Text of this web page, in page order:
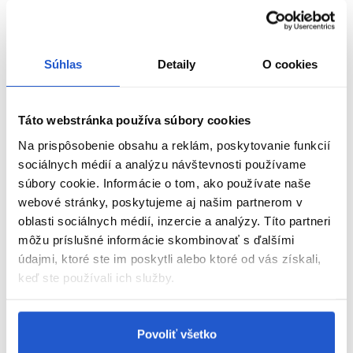
Súhlas Detaily O cookies
Táto webstránka používa súbory cookies
Na prispôsobenie obsahu a reklám, poskytovanie funkcií
sociálnych médií a analýzu návštevnosti používame
súbory cookie. Informácie o tom, ako používate naše
webové stránky, poskytujeme aj našim partnerom v
oblasti sociálnych médií, inzercie a analýzy. Títo partneri
môžu príslušné informácie skombinovať s ďalšími
údajmi, ktoré ste im poskytli alebo ktoré od vás získali,
keď ste používali ich služby.
Povoliť všetko
Aby sa predišlo alergickej reakcii, musí byť orientačný test
48 hodín pred každým použitím
pokožku (napr. na vnútornú stranu predlaktia) a nechajte
nepoužívajte.
NEFARBIŤ VLASY, AK:
máte vyrážky, citlivú, podráždenú alebo poškodenú
pokožku hlavy,
ste v minulosti zaznamenali alergickú reakciu na farbenie
vlasov,
ste už mali alergickú reakciu na dočasné tetovanie čiernou
henou.
BEZPEČNOSTNÉ OPATRENIA:
Zabráňte kontaktu s očami. Pri zasiahnutí očí ich okamžite
ZOBRAZIŤ VIAC